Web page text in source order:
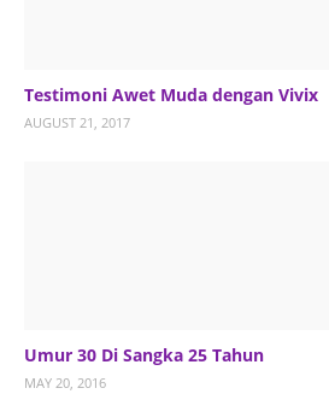
Testimoni Awet Muda dengan Vivix
AUGUST 21, 2017
Umur 30 Di Sangka 25 Tahun
MAY 20, 2016